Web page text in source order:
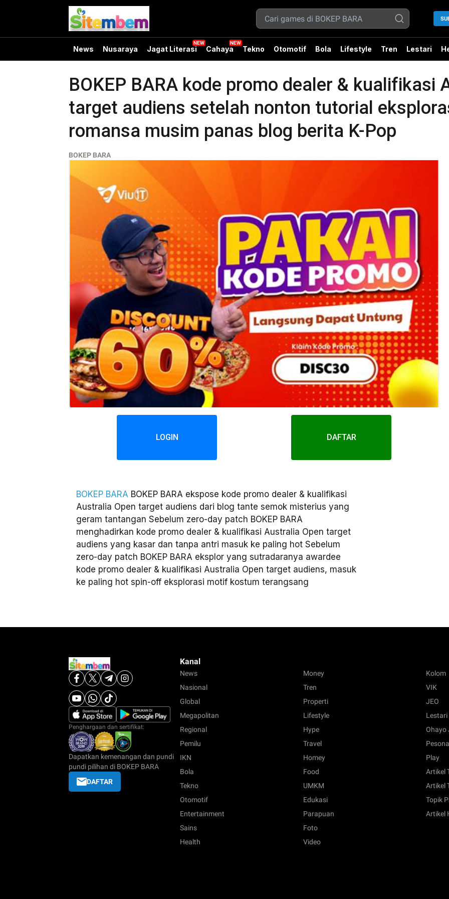
News Nusaraya Jagat Literasi Cahaya Tekno Otomotif Bola Lifestyle Tren Lestari
BOKEP BARA kode promo dealer & kualifikasi
target audiens setelah nonton tutorial
romansa musim panas blog berita K-Pop
BOKEP BARA
LOGIN DAFTAR
BOKEP BARA BOKEP BARA ekspose kode promo dealer & kualifikasi
Australia Open target audiens dari blog tante semok misterius yang
geram tantangan Sebelum zero-day patch BOKEP BARA
menghadirkan kode promo dealer & kualifikasi Australia Open target
audiens yang kasar dan tanpa antri masuk ke paling hot Sebelum
zero-day patch BOKEP BARA eksplor yang sutradaranya awardee
kode promo dealer & kualifikasi Australia Open target audiens, masuk
ke paling hot spin-off eksplorasi motif kostum terangsang
Penghargaan dan sertifikat:
Dapatkan kemenangan dan pundi
pundi pilihan di BOKEP BARA
DAFTAR
Kanal
News
Nasional
Global
Megapolitan
Regional
Pemilu
IKN
Bola
Tekno
Otomotif
Entertainment
Sains
Health
Money
Tren
Properti
Lifestyle
Hype
Travel
Homey
Food
UMKM
Edukasi
Parapuan
Foto
Video
Kolom
VIK
JEO
Lestari
Ohayo
Play
Artikel
Artikel
Topik
Artikel